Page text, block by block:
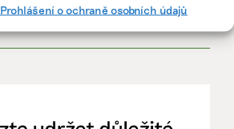
Prohlášení o ochraně osobních údajů